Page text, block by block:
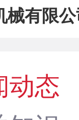
动态
械有限